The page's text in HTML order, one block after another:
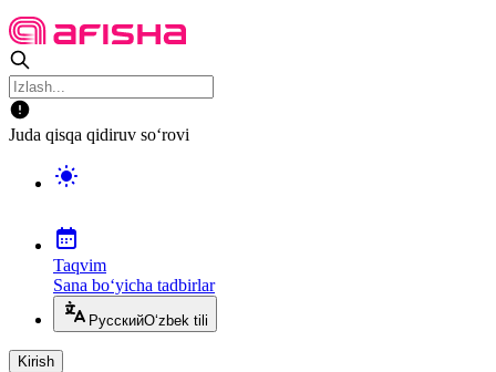
Juda qisqa qidiruv so‘rovi
Taqvim
Sana bo‘yicha tadbirlar
РусскийO‘zbek tili
Kirish